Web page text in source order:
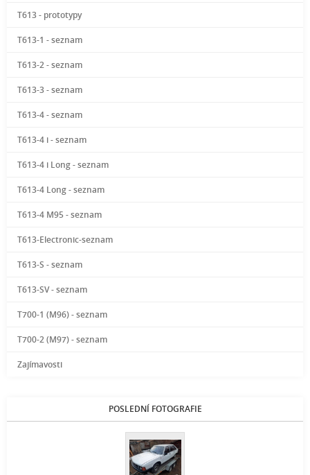
T613 - prototypy
T613-1 - seznam
T613-2 - seznam
T613-3 - seznam
T613-4 - seznam
T613-4 i - seznam
T613-4 i Long - seznam
T613-4 Long - seznam
T613-4 M95 - seznam
T613-Electronic-seznam
T613-S - seznam
T613-SV - seznam
T700-1 (M96) - seznam
T700-2 (M97) - seznam
Zajímavosti
POSLEDNÍ FOTOGRAFIE